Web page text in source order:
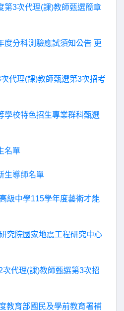
第3次代理(課)教師甄選簡章
度分科測驗應試須知公告 更
代理(課)教師甄選第3次招考
學校特色招生專業群科甄選
名單
生導師名單
級中學115學年度藝術才能
究院國家地震工程研究中心
代理(課)教師甄選第3次招
教育部國民及學前教育署補